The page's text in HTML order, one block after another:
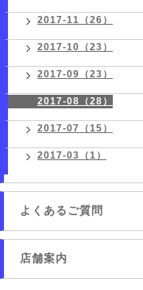
2017-11（26）
2017-10（23）
2017-09（23）
2017-08（28）
2017-07（15）
2017-03（1）
よくあるご質問
店舗案内